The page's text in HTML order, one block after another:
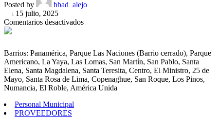
Posted by
bbad_alejo
On 15 julio, 2025
Comentarios desactivadosen
Barrios: Panamérica, Parque Las Naciones (Barrio cerrado), Parque
Americano, La Yaya, Las Lomas, San Martín, San Pablo, Santa
Elena, Santa Magdalena, Santa Teresita, Centro, El Ministro, 25 de
Mayo, Santa Rosa de Lima, Copenaghue, San Roque, Los Pinos,
Numancia, El Roble, América Unida
Personal Municipal
PROVEEDORES